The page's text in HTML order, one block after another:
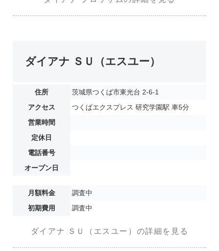
ダイアナ ＳＵ（エスユー）
住所
茨城県つくば市東光台 2-6-1
アクセス
つくばエクスプレス 研究学園駅 車5分
営業時間
定休日
電話番号
オープン日
月額料金
調査中
初期費用
調査中
ダイアナ ＳＵ（エスユー）の詳細を見る